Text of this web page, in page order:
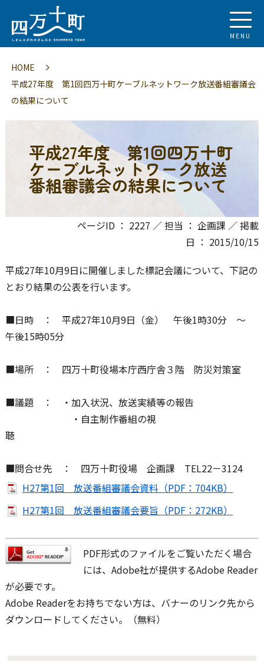
MENU
HOME
平成27年度 第1回四万十町ケーブルネットワーク放送番組審議会
の結果について
平成27年度 第1回四万十町
ケーブルネットワーク放送
番組審議会の結果について
ページID ： 2227 ／ 担当 ： 企画課 ／ 掲載
日 ： 2015/10/15
平成27年10月9日に開催しました標記会議について、下記の
とおり結果の公表を行います。
■日時 ： 平成27年10月9日（金） 午後1時30分 ～
午後15時05分
■場所 ： 四万十町役場本庁西庁舎３階 防災対策室
■議題 ： ・加入状況、放送実績等の報告
・自主制作番組の視
■問合せ先 ： 四万十町役場 企画課 TEL22－3124
H27第1回 放送番組審議会資料（PDF：704KB）
H27第1回 放送番組審議会要旨（PDF：272KB）
PDF形式のファイルをご覧いただく場合
には、Adobe社が提供するAdobe Reader
が必要です。
Adobe Readerをお持ちでない方は、バナーのリンク先から
ダウンロードしてください。（無料）